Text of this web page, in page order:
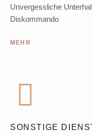
Unvergessliche
Diskommando
MEHR
SONSTIGE